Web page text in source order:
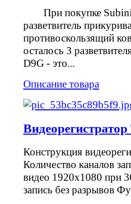
При покупке Subini
разветвитель
противоскользящий
осталось 3
D9G - это...
Описание товара
Конструкция
Количество каналов
видео 1920x1080 при
запись без разрывов